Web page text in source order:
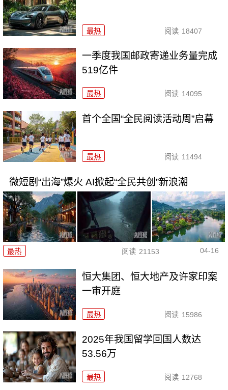
最热 阅读 18407
一季度我国邮政寄递业务量完成
519亿件
最热 阅读 14095
首个全国“全民阅读活动周”启幕
最热 阅读 11494
微短剧“出海”爆火 AI掀起“全民共创”新浪潮
最热 阅读 21153 04-16
恒大集团、恒大地产及许家印案
一审开庭
最热 阅读 15986
2025年我国留学回国人数达
53.56万
最热 阅读 12768